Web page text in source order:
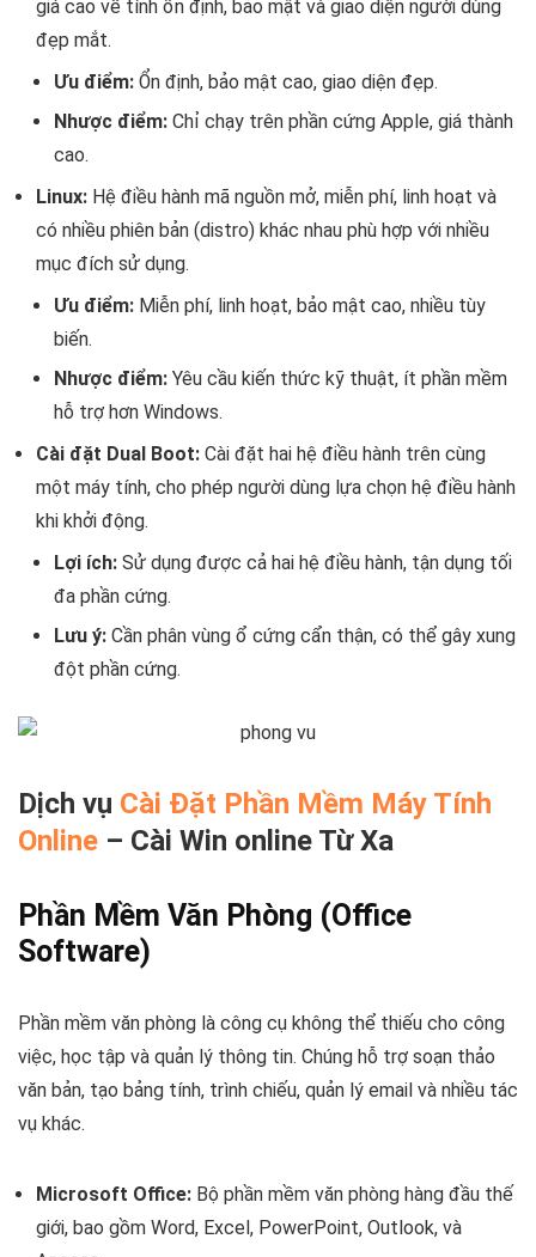
giá cao về tính ổn định, bảo mật và giao diện người dùng
đẹp mắt.
Ưu điểm: Ổn định, bảo mật cao, giao diện đẹp.
Nhược điểm: Chỉ chạy trên phần cứng Apple, giá thành
cao.
Linux: Hệ điều hành mã nguồn mở, miễn phí, linh hoạt và
có nhiều phiên bản (distro) khác nhau phù hợp với nhiều
mục đích sử dụng.
Ưu điểm: Miễn phí, linh hoạt, bảo mật cao, nhiều tùy
biến.
Nhược điểm: Yêu cầu kiến thức kỹ thuật, ít phần mềm
hỗ trợ hơn Windows.
Cài đặt Dual Boot: Cài đặt hai hệ điều hành trên cùng
một máy tính, cho phép người dùng lựa chọn hệ điều hành
khi khởi động.
Lợi ích: Sử dụng được cả hai hệ điều hành, tận dụng tối
đa phần cứng.
Lưu ý: Cần phân vùng ổ cứng cẩn thận, có thể gây xung
đột phần cứng.
Dịch vụ Cài Đặt Phần Mềm Máy Tính
Online – Cài Win online Từ Xa
Phần Mềm Văn Phòng (Office
Software)
Phần mềm văn phòng là công cụ không thể thiếu cho công
việc, học tập và quản lý thông tin. Chúng hỗ trợ soạn thảo
văn bản, tạo bảng tính, trình chiếu, quản lý email và nhiều tác
vụ khác.
Microsoft Office: Bộ phần mềm văn phòng hàng đầu thế
giới, bao gồm Word, Excel, PowerPoint, Outlook, và